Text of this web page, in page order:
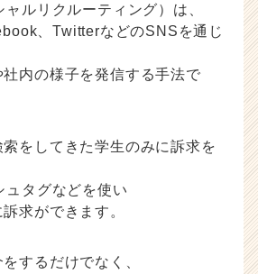
ルリクルーティング）は、
、TwitterなどのSNSを通じ
内の様子を発信する手法で
をしてきた学生のみに訴求を
ュタグなどを使い
求ができます。
するだけでなく、